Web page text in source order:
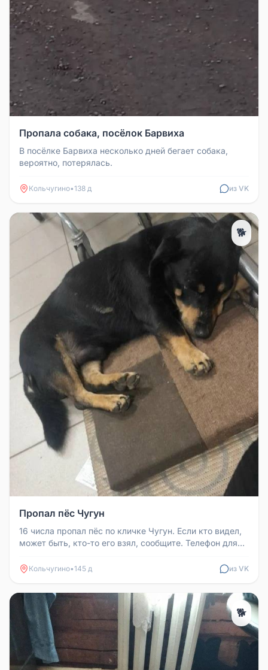
Пропала собака, посёлок Барвиха
В посёлке Барвиха несколько дней бегает собака,
вероятно, потерялась.
Кольчугино•138 д из VK
🐕
Пропал пёс Чугун
16 числа пропал пёс по кличке Чугун. Если кто видел,
может быть, кто-то его взял, сообщите. Телефон для
Кольчугино•145 д из VK
🐕